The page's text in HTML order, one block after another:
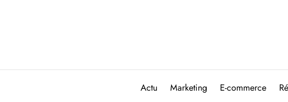
Actu Marketing E-commerce